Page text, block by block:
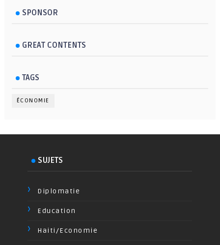
SPONSOR
GREAT CONTENTS
TAGS
ÉCONOMIE
SUJETS
Diplomatie
Education
Haiti/Economie